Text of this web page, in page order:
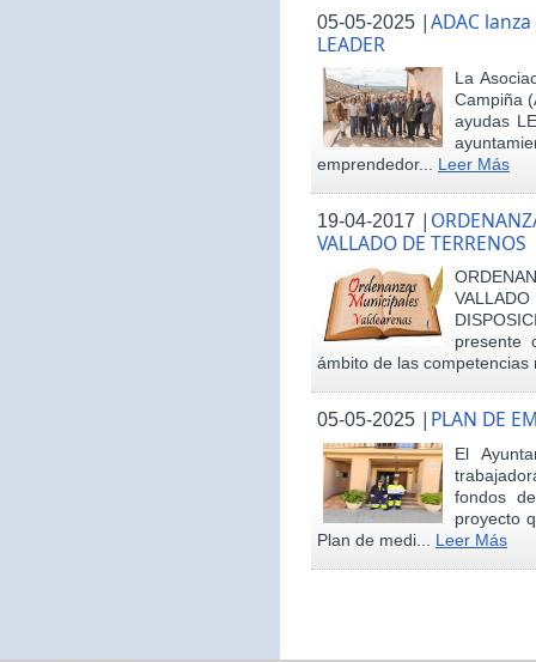
05-05-2025 |ADAC
LEADER
La
Campiña
ayudas
emprendedor... Leer Más
19-04-2017 |
VALLADO DE TERRENOS
presente
ámbito de las
05-05-2025 | PLAN DE
El
fondos
proyecto
Plan de medi... Leer Más